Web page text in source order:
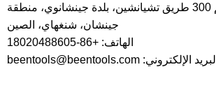
العنوان: رقم 300 طريق تشيانشين، بلدة جينشانوي، منطقة
جينشان، شنغهاي، الصين
الهاتف: +86-18020488605
البريد الإلكتروني: beentools@beentools.com